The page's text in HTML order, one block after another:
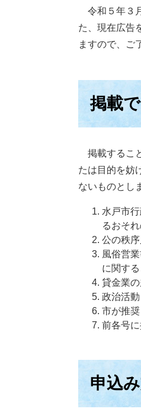
令和５年３
た、現在広告
ますので、ご
掲載
掲載するこ
たは目的を妨
ないものとし
水戸市
るおそ
公の秩
風俗営
に関す
貸金業
政治活
市が推
前各号
申込